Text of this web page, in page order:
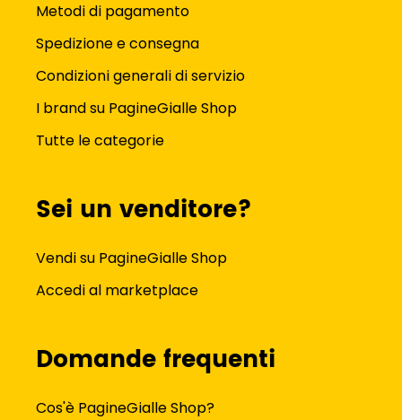
Metodi di pagamento
Spedizione e consegna
Condizioni generali di servizio
I brand su PagineGialle Shop
Tutte le categorie
Sei un venditore?
Vendi su PagineGialle Shop
Accedi al marketplace
Domande frequenti
Cos'è PagineGialle Shop?